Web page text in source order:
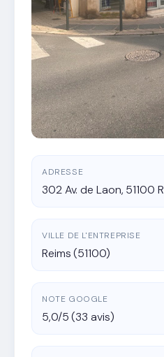
ADRESSE
302 Av. de Laon, 51100
VILLE DE L'ENTREPRISE
Reims (51100)
NOTE GOOGLE
5,0/5 (33 avis)